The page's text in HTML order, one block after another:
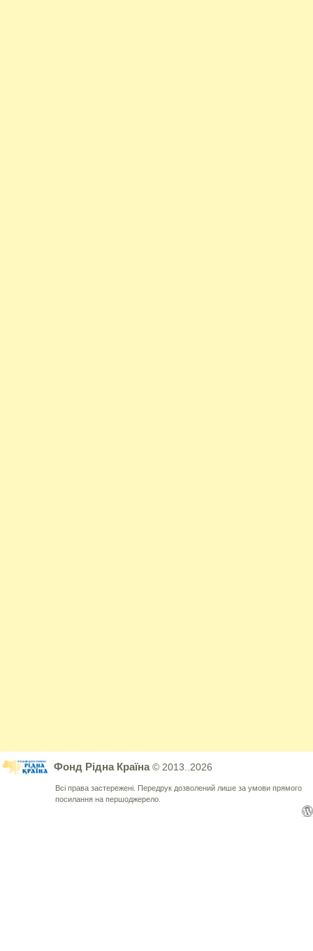
Фонд Рідна Країна© 2013..2026
Всі права застережені. Передрук дозволений лише за умови прямого
посилання на першоджерело.